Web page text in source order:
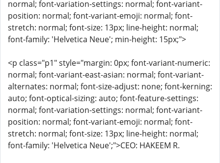
normal; font-variation-settings: normal; font-variant-
position: normal; font-variant-emoji: normal; font-
stretch: normal; font-size: 13px; line-height: normal;
font-family: 'Helvetica Neue'; min-height: 15px;">
<p class="p1" style="margin: 0px; font-variant-numeric:
normal; font-variant-east-asian: normal; font-variant-
alternates: normal; font-size-adjust: none; font-kerning:
auto; font-optical-sizing: auto; font-feature-settings:
normal; font-variation-settings: normal; font-variant-
position: normal; font-variant-emoji: normal; font-
stretch: normal; font-size: 13px; line-height: normal;
font-family: 'Helvetica Neue';">CEO: HAKEEM R.